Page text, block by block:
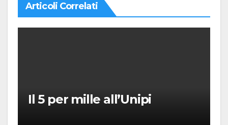
Articoli Correlati
Il 5 per mille all’Unipi